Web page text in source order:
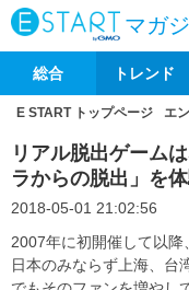
マガ
総合 トレンド
E START トップページ エ
リアル脱出ゲーム
ラからの脱出」を
2018-05-01 21:02:56
2007年に初開催して以降
日本のみならず上海、台